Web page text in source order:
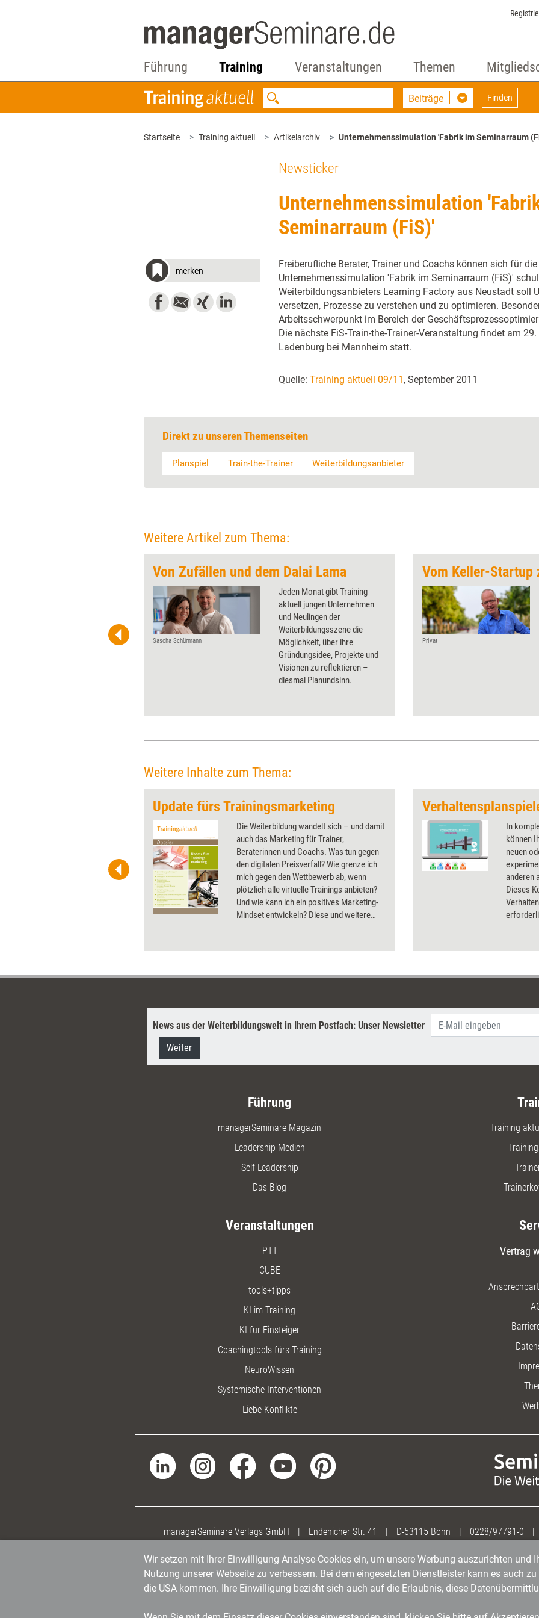
Führung Training Veranstaltungen Themen
Beiträge Finden
Startseite Training aktuell Artikelarchiv Unternehmenssimulation 'Fabrik im Seminarraum
Newsticker
Unternehmenssimulation
Seminarraum (FiS)'
merken
Freiberufliche Berater, Trainer und Coachs können sich für
Unternehmenssimulation 'Fabrik im Seminarraum (FiS)'
Weiterbildungsanbieters Learning Factory aus Neustadt soll
versetzen, Prozesse zu verstehen und zu optimieren.
Arbeitsschwerpunkt im Bereich der
Die nächste FiS-Train-the-Trainer-Veranstaltung findet am
Ladenburg bei Mannheim statt.
Quelle: Training aktuell 09/11 , September 2011
Direkt zu unseren Themenseiten
Planspiel Train-the-Trainer Weiterbildungsanbieter
Weitere Artikel zum Thema:
Von Zufällen und dem Dalai Lama
Sascha Schürmann
Jeden Monat gibt Training
aktuell jungen Unternehmen
und Neulingen der
Weiterbildungsszene die
Möglichkeit, über ihre
Gründungsidee, Projekte und
Visionen zu ­reflektieren –
diesmal Planundsinn.
Privat
Weitere Inhalte zum Thema:
Update fürs Trainingsmarketing
Die Weiterbildung wandelt sich – und damit
auch das Marketing für Trainer,
Beraterinnen und Coachs. Was tun gegen
den digitalen Preisverfall? Wie grenze ich
mich gegen den Wettbewerb ab, wenn
plötzlich alle virtuelle Trainings anbieten?
Und wie kann ich ein positives Marketing-
Mindset entwickeln? Diese und weitere
In
können
neuen
anderen
Dieses
künftig
von der
News aus der Weiterbildungswelt in Ihrem Postfach: Unser Newsletter
Weiter
Führung
managerSeminare Magazin
Leadership-Medien
Self-Leadership
Das Blog
Training
Veranstaltungen
PTT
CUBE
tools+tipps
KI im Training
KI für Einsteiger
Coachingtools fürs Training
NeuroWissen
Systemische Interventionen
Liebe Konflikte
Vertrag
managerSeminare Verlags GmbH | Endenicher Str. 41 | D-53115 Bonn | 0228/97791-0 |
Wir setzen mit Ihrer Einwilligung Analyse-Cookies ein, um unsere Werbung auszurichten und
Nutzung unserer Webseite zu verbessern. Bei dem eingesetzten Dienstleister kann es auch
die USA kommen. Ihre Einwilligung bezieht sich auch auf die Erlaubnis, diese